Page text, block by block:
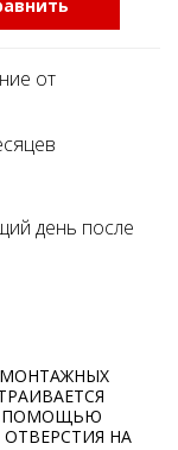
от
день после
ПОМОЩЬЮ
НА